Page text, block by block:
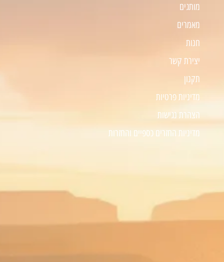
מותגים
מאמרים
חנות
יצירת קשר
תקנון
מדיניות פרטיות
הצהרת נגישות
מדיניות החזרים כספיים והחזרות